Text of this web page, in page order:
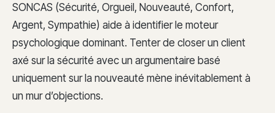
SONCAS (Sécurité, Orgueil, Nouveauté, Confort,
Argent, Sympathie) aide à identifier le moteur
psychologique dominant. Tenter de closer un client
axé sur la sécurité avec un argumentaire basé
uniquement sur la nouveauté mène inévitablement à
un mur d’objections.